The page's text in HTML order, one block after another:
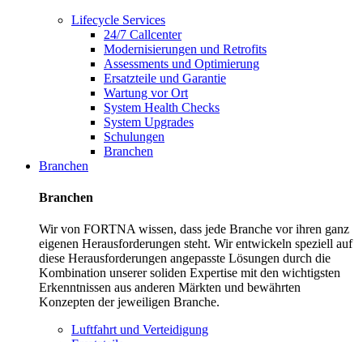
Lifecycle Services
24/7 Callcenter
Modernisierungen und Retrofits
Assessments und Optimierung
Ersatzteile und Garantie
Wartung vor Ort
System Health Checks
System Upgrades
Schulungen
Branchen
Branchen
Branchen
Wir von FORTNA wissen, dass jede Branche vor ihren ganz
eigenen Herausforderungen steht. Wir entwickeln speziell auf
diese Herausforderungen angepasste Lösungen durch die
Kombination unserer soliden Expertise mit den wichtigsten
Erkenntnissen aus anderen Märkten und bewährten
Konzepten der jeweiligen Branche.
Luftfahrt und Verteidigung